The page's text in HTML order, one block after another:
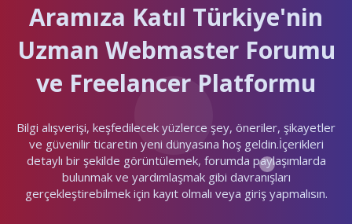
Aramıza Katıl Türkiye'nin
Uzman Webmaster Forumu
ve Freelancer Platformu
Bilgi alışverişi, keşfedilecek yüzlerce şey, öneriler, şikayetler
ve güvenilir ticaretin yeni dünyasına hoş geldin.İçerikleri
detaylı bir şekilde görüntülemek, forumda paylaşımlarda
bulunmak ve yardımlaşmak gibi davranışları
gerçekleştirebilmek için kayıt olmalı veya giriş yapmalısın.